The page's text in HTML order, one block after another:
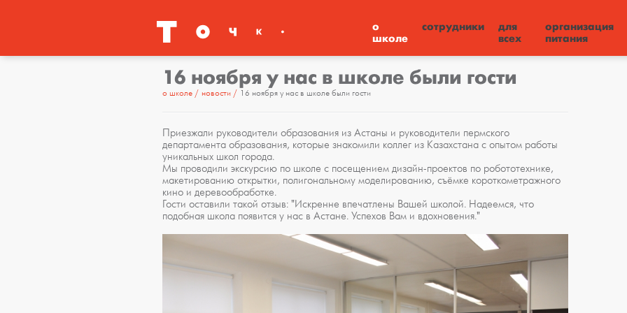
о
школе
сотрудники
для
всех
организация
питания
16 ноября у нас в школе были гости
о школе новости 16 ноября у нас в школе были гости
Приезжали руководители образования из Астаны и руководители пермского
департамента образования, которые знакомили коллег из Казахстана с опытом работы
уникальных школ города.
Мы проводили экскурсию по школе с посещением дизайн-проектов по робототехнике,
макетированию открытки, полигональному моделированию, съёмке короткометражного
кино и деревообработке.
Гости оставили такой отзыв: "Искренне впечатлены Вашей школой. Надеемся, что
подобная школа появится у нас в Астане. Успехов Вам и вдохновения."